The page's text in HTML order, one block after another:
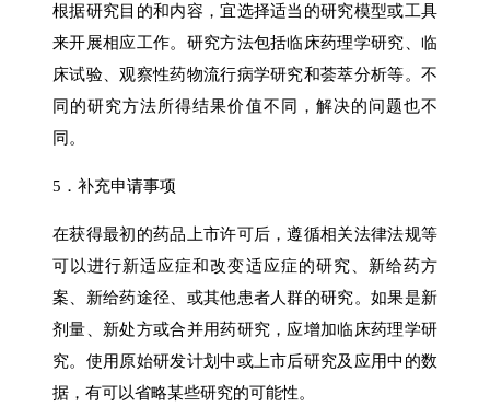
根据研究目的和内容，宜选择适当的研究模型或工具
来开展相应工作。研究方法包括临床药理学研究、临
床试验、观察性药物流行病学研究和荟萃分析等。不
同的研究方法所得结果价值不同，解决的问题也不
同。
5．补充申请事项
在获得最初的药品上市许可后，遵循相关法律法规等
可以进行新适应症和改变适应症的研究、新给药方
案、新给药途径、或其他患者人群的研究。如果是新
剂量、新处方或合并用药研究，应增加临床药理学研
究。使用原始研发计划中或上市后研究及应用中的数
据，有可以省略某些研究的可能性。